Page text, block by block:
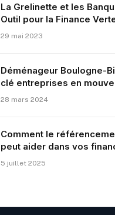
La Grelinette et les
Outil pour la Finance
29 mai 2023
Déménageur Boulogne-
clé entreprises en
28 mars 2024
Comment le
peut aider dans vos
5 juillet 2025